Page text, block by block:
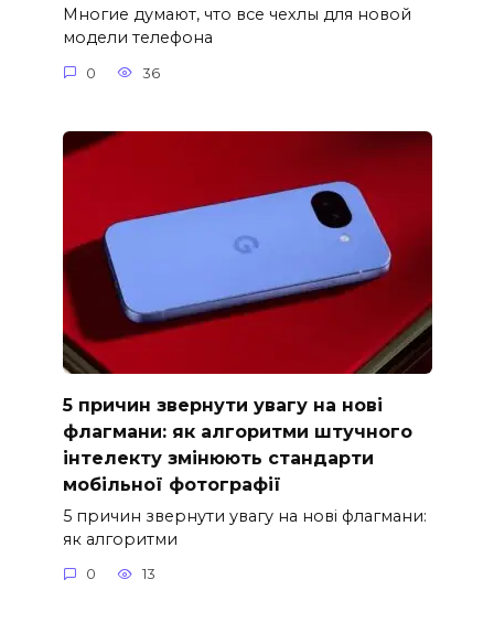
Многие думают, что все чехлы для новой
модели телефона
0 36
5 причин звернути увагу на нові
флагмани: як алгоритми штучного
інтелекту змінюють стандарти
мобільної фотографії
5 причин звернути увагу на нові флагмани:
як алгоритми
0 13